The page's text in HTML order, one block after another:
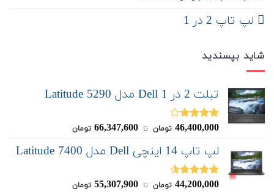
لپ تاپ 2 در 1
شاید بپسندید
تبلت 2 در 1 Dell مدل Latitude 5290
نمره
46,400,000 تومان ‌ تا ‌ 66,347,600 تومان
لپ تاپ 14 اینچی Dell مدل Latitude 7400
نمره4.50
44,200,000 تومان ‌ تا ‌ 55,307,900 تومان